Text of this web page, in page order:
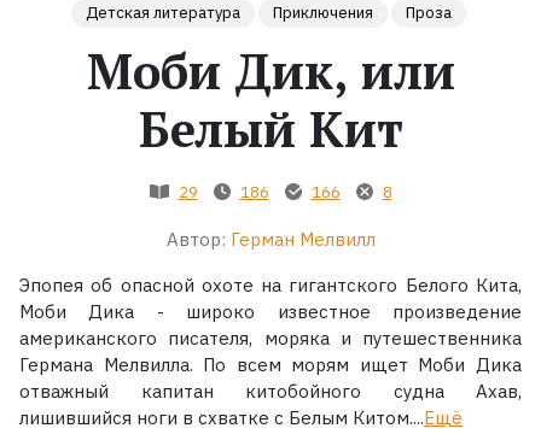
Экранизации
Коллекции
Детская литература Приключения Проза
Моби Дик, или
Белый Кит
29 186 166 8
Автор: Герман Мелвилл
Эпопея об опасной охоте на гигантского Белого Кита,
Моби Дика - широко известное произведение
американского писателя, моряка и путешественника
Германа Мелвилла. По всем морям ищет Моби Дика
отважный капитан китобойного судна Ахав,
лишившийся ноги в схватке с Белым Китом....Ещё